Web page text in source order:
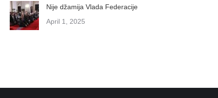
Nije džamija Vlada Federacije
April 1, 2025